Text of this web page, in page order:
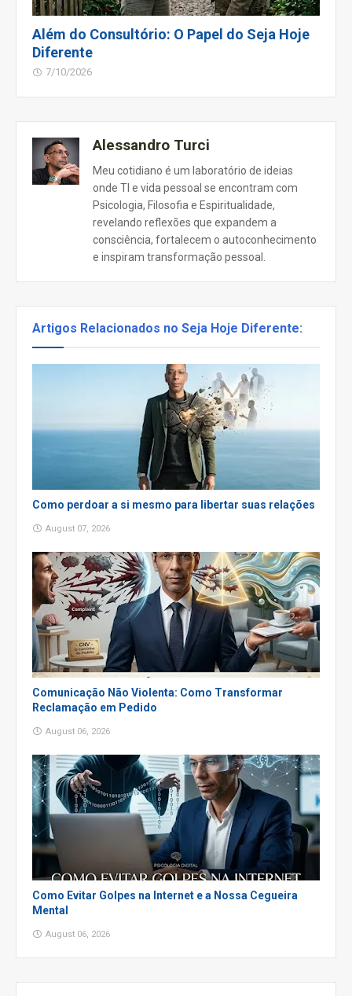
Além do Consultório: O Papel do Seja Hoje
Diferente
7/10/2026
Alessandro Turci
Meu cotidiano é um laboratório de ideias
onde TI e vida pessoal se encontram com
Psicologia, Filosofia e Espiritualidade,
revelando reflexões que expandem a
consciência, fortalecem o autoconhecimento
e inspiram transformação pessoal.
Artigos Relacionados no Seja Hoje Diferente:
Como perdoar a si mesmo para libertar suas relações
August 07, 2026
Comunicação Não Violenta: Como Transformar
Reclamação em Pedido
August 06, 2026
Como Evitar Golpes na Internet e a Nossa Cegueira
Mental
August 06, 2026